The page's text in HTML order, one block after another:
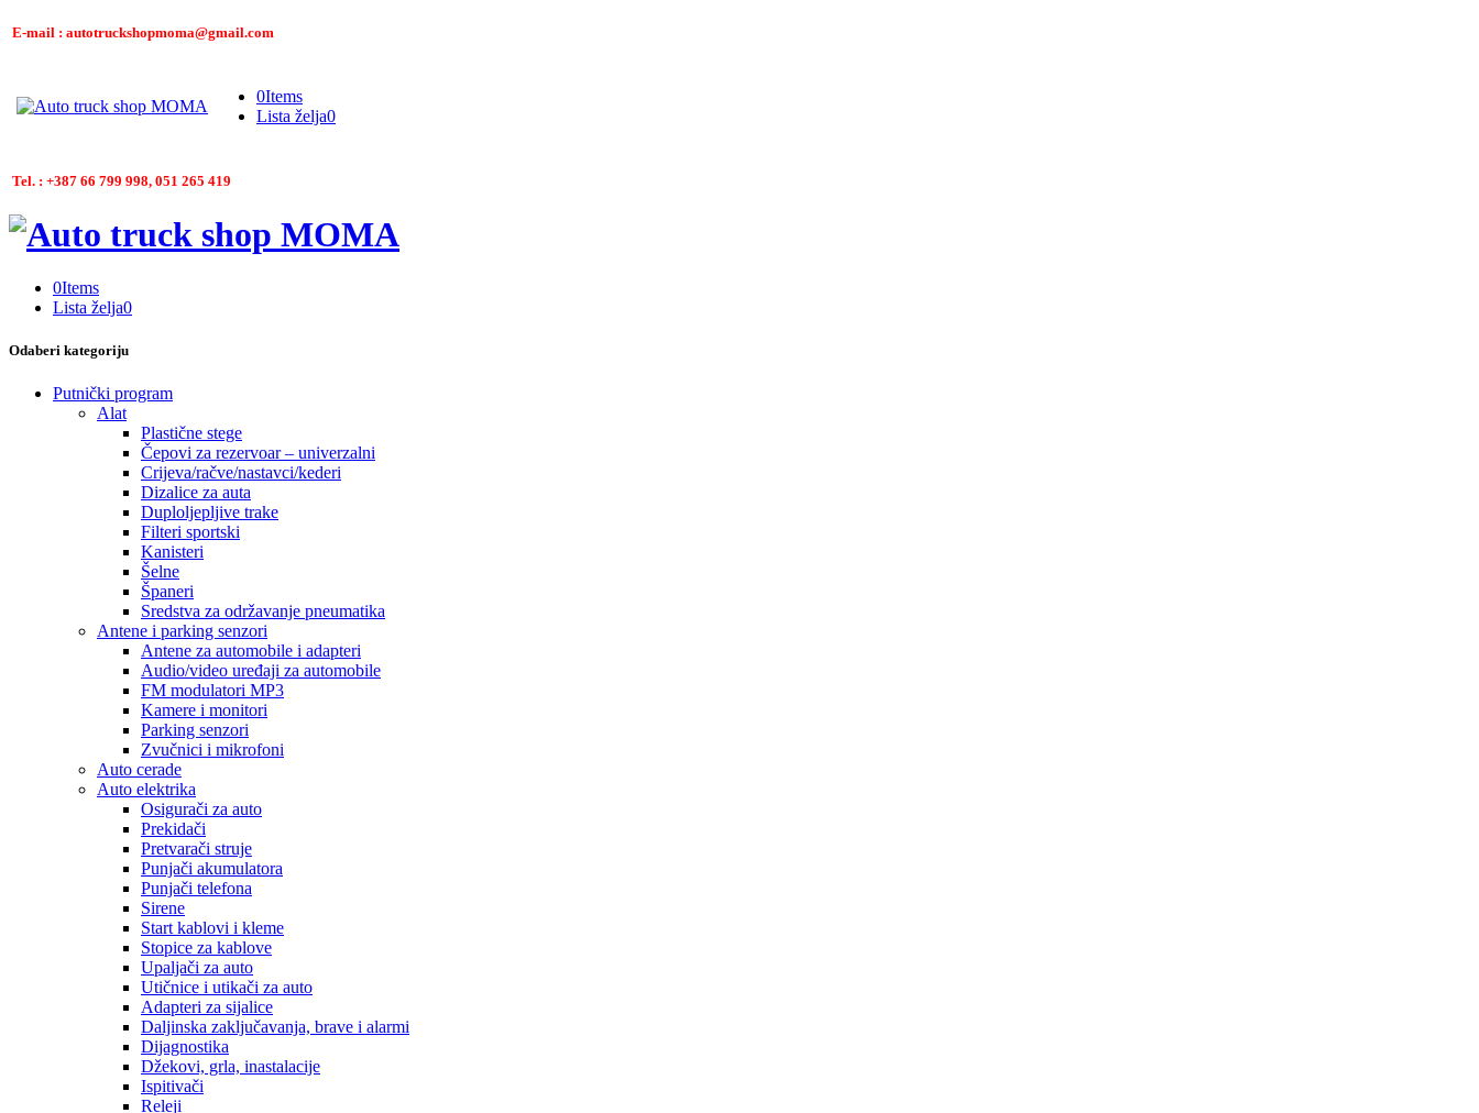
E-mail : autotruckshopmoma@gmail.com
0Items
Lista želja0
Tel. : +387 66 799 998, 051 265 419
0Items
Lista želja0
Odaberi kategoriju
Putnički program
Alat
Plastične stege
Čepovi za rezervoar – univerzalni
Crijeva/račve/nastavci/kederi
Dizalice za auta
Duploljepljive trake
Filteri sportski
Kanisteri
Šelne
Španeri
Sredstva za održavanje pneumatika
Antene i parking senzori
Antene za automobile i adapteri
Audio/video uređaji za automobile
FM modulatori MP3
Kamere i monitori
Parking senzori
Zvučnici i mikrofoni
Auto cerade
Auto elektrika
Osigurači za auto
Prekidači
Pretvarači struje
Punjači akumulatora
Punjači telefona
Sirene
Start kablovi i kleme
Stopice za kablove
Upaljači za auto
Utičnice i utikači za auto
Adapteri za sijalice
Daljinska zaključavanja, brave i alarmi
Dijagnostika
Džekovi, grla, inastalacije
Ispitivači
Releji